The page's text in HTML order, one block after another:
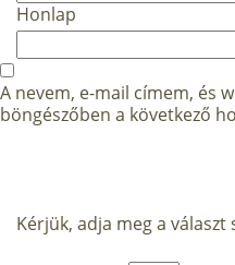
Honlap
A nevem, e-mail címem, és
böngészőben a következő
Kérjük, adja meg a választ